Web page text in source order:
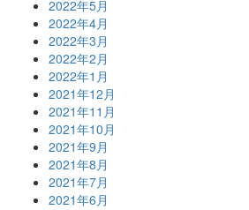
2022年5月
2022年4月
2022年3月
2022年2月
2022年1月
2021年12月
2021年11月
2021年10月
2021年9月
2021年8月
2021年7月
2021年6月